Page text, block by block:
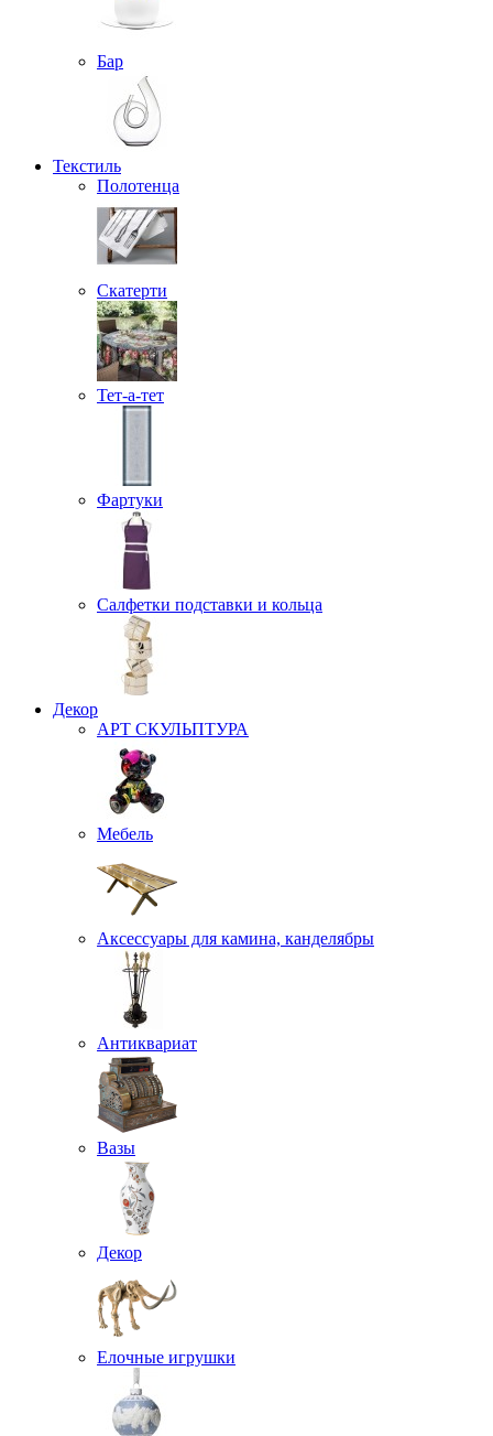
Бар
Текстиль
Полотенца
Скатерти
Тет-а-тет
Фартуки
Салфетки подставки и кольца
Декор
АРТ СКУЛЬПТУРА
Мебель
Аксессуары для камина, канделябры
Антиквариат
Вазы
Декор
Елочные игрушки